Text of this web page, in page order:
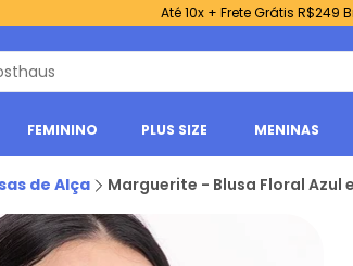
Até 10x + Frete Grátis R$249
FEMININO PLUS SIZE MENINAS
de Alça Marguerite - Blusa Floral Azul